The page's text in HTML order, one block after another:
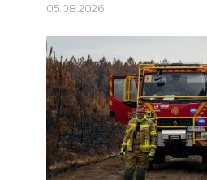
05.08.2026